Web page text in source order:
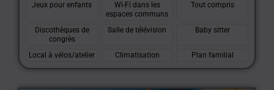
Jeux pour enfants
Wi-Fi dans les
espaces communs
Tout compris
Discothèques de
congrès
Salle de télévision Baby sitter
Local à vélos/atelier Climatisation Plan familial